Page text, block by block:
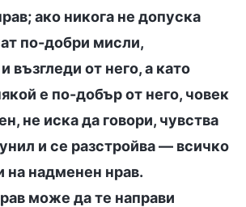
ако никога не допуска
по-добри мисли,
възгледи от него, а като
е по-добър от него, човек
не иска да говори, чувства
и се разстройва — всичко
на надменен нрав.
може да те направи